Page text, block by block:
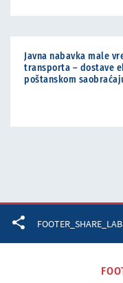
Javna nabavka male
transporta – dostave
poštanskom